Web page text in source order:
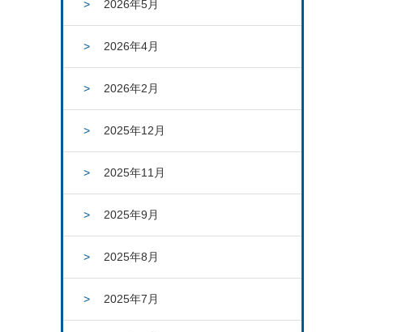
2026年5月
2026年4月
2026年2月
2025年12月
2025年11月
2025年9月
2025年8月
2025年7月